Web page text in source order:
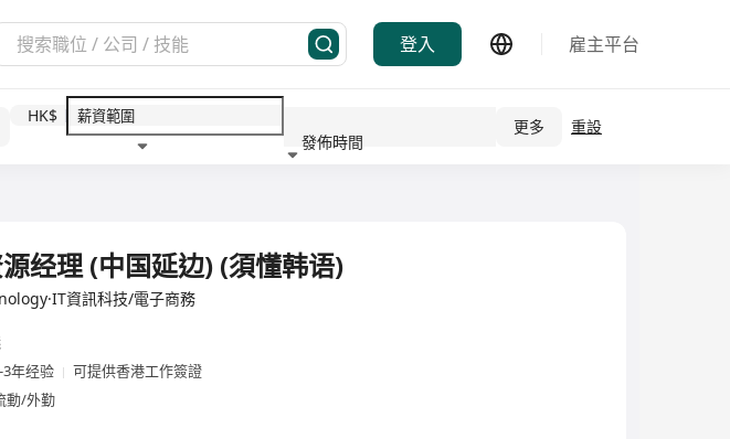
登入 雇主平台
HK$
發佈時間
更多 重設
经理 (中国延边) (須懂韩语)
資訊科技/電子商務
3年经验
可提供香港工作簽證
動/外勤